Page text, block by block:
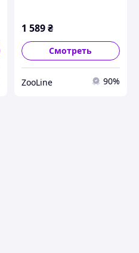
1 589₴
Смотреть
ZooLine 90%